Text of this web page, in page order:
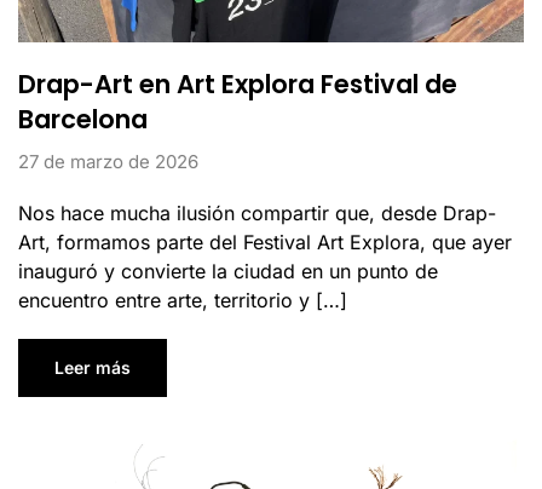
Drap-Art en Art Explora Festival de
Barcelona
27 de marzo de 2026
Nos hace mucha ilusión compartir que, desde Drap-
Art, formamos parte del Festival Art Explora, que ayer
inauguró y convierte la ciudad en un punto de
encuentro entre arte, territorio y […]
Leer más